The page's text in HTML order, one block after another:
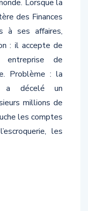
des Finances
à ses affaires,
: il accepte de
entreprise de
Problème : la
a décelé un
millions de
les comptes
les